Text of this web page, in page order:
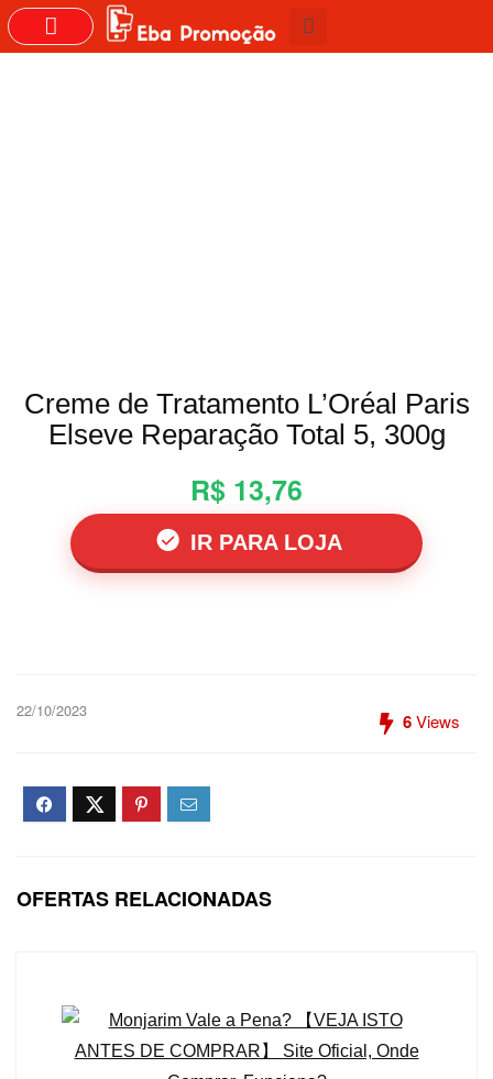
Creme de Tratamento L’Oréal Paris
Elseve Reparação Total 5, 300g
R$ 13,76
IR PARA LOJA
22/10/2023 6Views
OFERTAS RELACIONADAS